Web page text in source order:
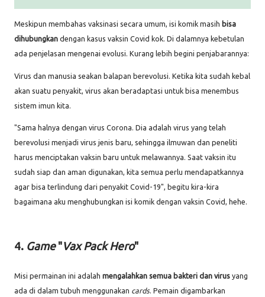
Meskipun membahas vaksinasi secara umum, isi komik masih bisa
dihubungkan dengan kasus vaksin Covid kok. Di dalamnya kebetulan
ada penjelasan mengenai evolusi. Kurang lebih begini penjabarannya:
Virus dan manusia seakan balapan berevolusi. Ketika kita sudah kebal
akan suatu penyakit, virus akan beradaptasi untuk bisa menembus
sistem imun kita.
"Sama halnya dengan virus Corona. Dia adalah virus yang telah
berevolusi menjadi virus jenis baru, sehingga ilmuwan dan peneliti
harus menciptakan vaksin baru untuk melawannya. Saat vaksin itu
sudah siap dan aman digunakan, kita semua perlu mendapatkannya
agar bisa terlindung dari penyakit Covid-19", begitu kira-kira
bagaimana aku menghubungkan isi komik dengan vaksin Covid, hehe.
4. Game"Vax Pack Hero"
Misi permainan ini adalah mengalahkan semua bakteri dan virus yang
ada di dalam tubuh menggunakan cards. Pemain digambarkan